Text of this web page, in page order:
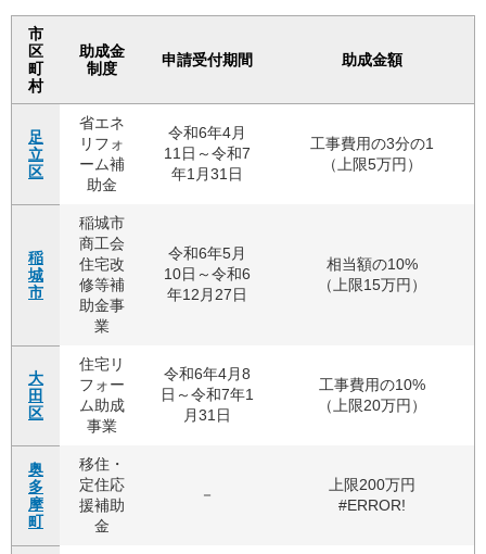
市
区
町
村
助成金
制度
申請受付期間 助成金額
足
立
区
省エネ
リフォ
ーム補
助金
令和6年4月
11日～令和7
年1月31日
工事費用の3分の1
（上限5万円）
稲
城
市
稲城市
商工会
住宅改
修等補
助金事
業
令和6年5月
10日～令和6
年12月27日
相当額の10%
（上限15万円）
大
田
区
住宅リ
フォー
ム助成
事業
令和6年4月8
日～令和7年1
月31日
工事費用の10%
（上限20万円）
奥
多
摩
町
移住・
定住応
援補助
金
－
上限200万円
#ERROR!